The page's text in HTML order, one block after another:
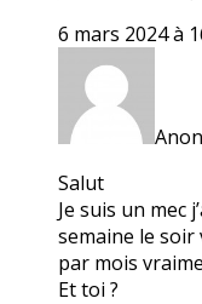
6 mars 2024 à
Salut
Je suis un mec
semaine le
par mois
Et toi ?